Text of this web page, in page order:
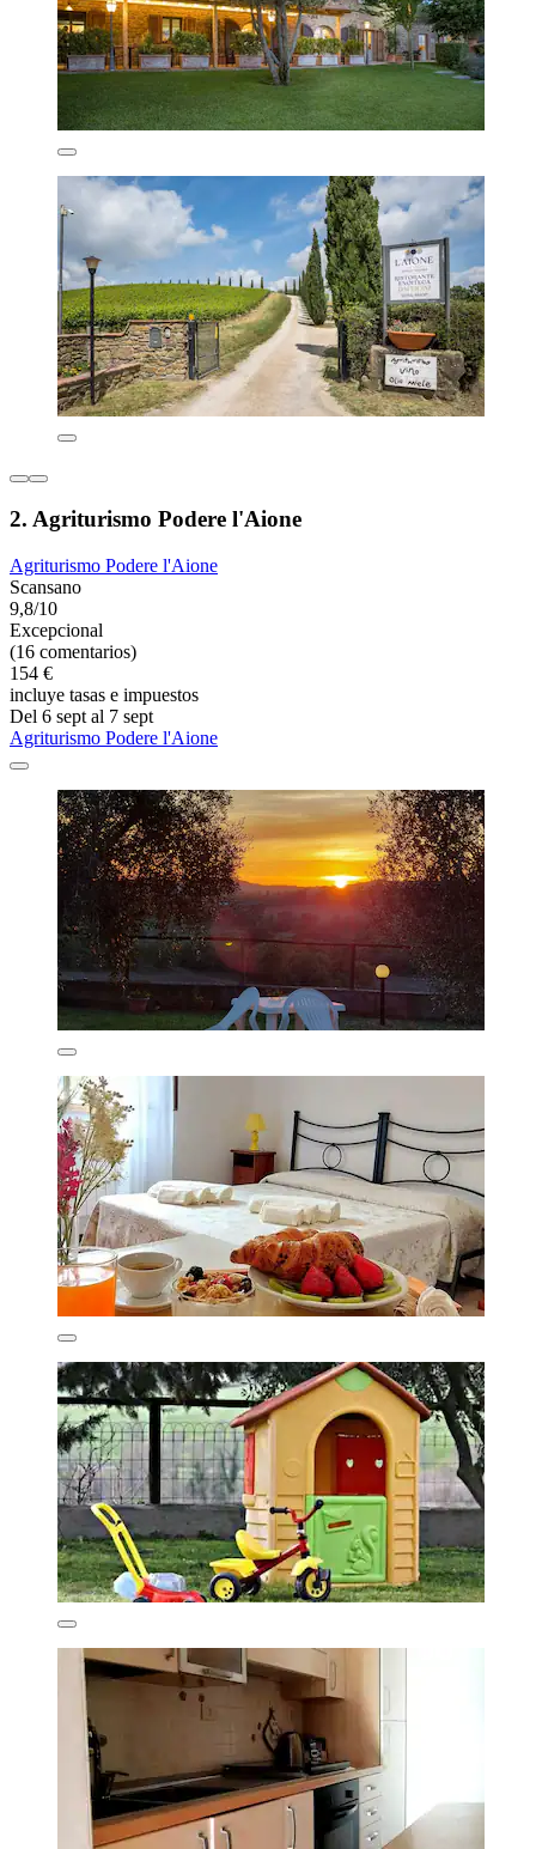
2. Agriturismo Podere l'Aione
Agriturismo Podere l'Aione
Scansano
9,8/10
Excepcional
(16 comentarios)
154 €
incluye tasas e impuestos
Del 6 sept al 7 sept
Agriturismo Podere l'Aione